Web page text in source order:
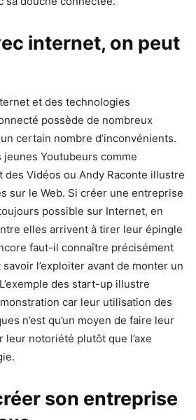
internet, on peut
et des technologies
possède de nombreux
certain nombre d’inconvénients.
Youtubeurs comme
des Vidéos ou Andy Raconte illustre
sur le Web. Si créer une entreprise
possible sur Internet, en
elles arrivent à tirer leur épingle
faut-il connaître précisément
savoir l’exploiter avant de monter un
des start-up illustre
car leur utilisation des
n’est qu’un moyen de faire leur
leur notoriété plutôt que l’axe
son entreprise